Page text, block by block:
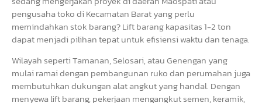
pengusaha toko di Kecamatan Barat yang perlu
memindahkan stok barang? Lift barang kapasitas 1-2 ton
dapat menjadi pilihan tepat untuk efisiensi waktu dan tenaga.
Wilayah seperti Tamanan, Selosari, atau Genengan yang
mulai ramai dengan pembangunan ruko dan perumahan juga
membutuhkan dukungan alat angkut yang handal. Dengan
menyewa lift barang, pekerjaan mengangkut semen, keramik,